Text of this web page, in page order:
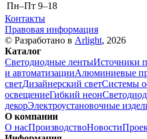
Пн–Пт 9–18
Контакты
Правовая информация
© Разработано в Arlight, 2026
Каталог
Светодиодные лентыИсточники
и автоматизацииАлюминиевые
светДизайнерский светСистемы
освещениеГибкий неон
декорЭлектроустановочные
О компании
О насПроизводствоНовости